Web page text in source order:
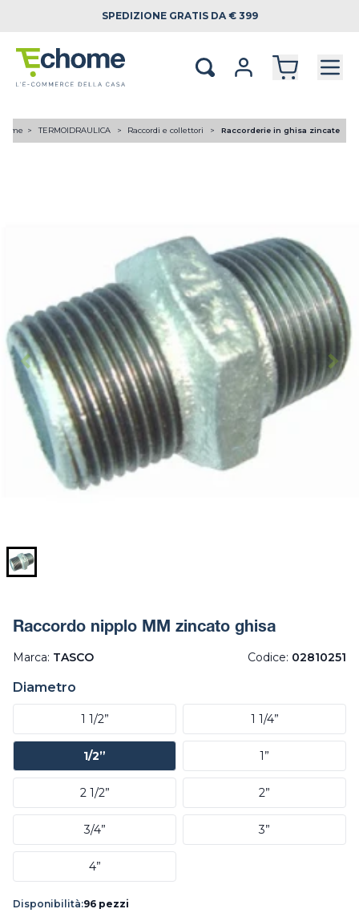
SPEDIZIONE GRATIS DA € 399
Home TERMOIDRAULICA Raccordi e collettori Raccorderie in ghisa zincate
Raccordo nipplo MM zincato ghisa
Marca: TASCO Codice: 02810251
Diametro
1 1/2” 1 1/4”
1/2” 1”
2 1/2” 2”
3/4” 3”
4”
Disponibilità:96 pezzi